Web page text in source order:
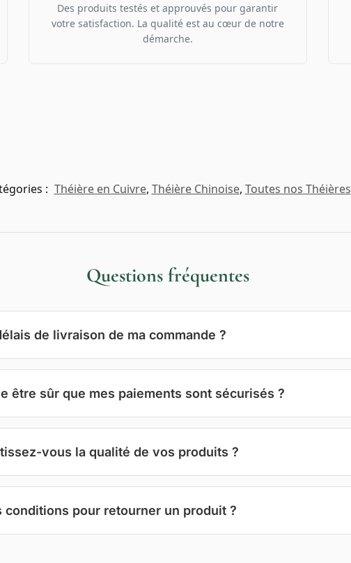
Des produits testés et approuvés pour garantir
votre satisfaction. La qualité est au cœur de notre
démarche.
: Théière en Cuivre, Théière Chinoise, Toutes nos Théières
Questions fréquentes
de livraison de ma commande ?
être sûr que mes paiements sont sécurisés ?
vous la qualité de vos produits ?
conditions pour retourner un produit ?